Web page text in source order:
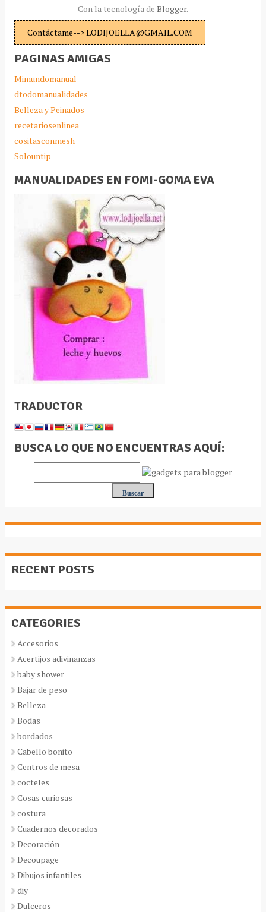
Con la tecnología de Blogger.
Contáctame--> LODIJOELLA@GMAIL.COM
PAGINAS AMIGAS
Mimundomanual
dtodomanualidades
Belleza y Peinados
recetariosenlinea
cositasconmesh
Solountip
MANUALIDADES EN FOMI-GOMA EVA
TRADUCTOR
BUSCA LO QUE NO ENCUENTRAS AQUÍ:
RECENT POSTS
CATEGORIES
Accesorios
Acertijos adivinanzas
baby shower
Bajar de peso
Belleza
Bodas
bordados
Cabello bonito
Centros de mesa
cocteles
Cosas curiosas
costura
Cuadernos decorados
Decoración
Decoupage
Dibujos infantiles
diy
Dulceros